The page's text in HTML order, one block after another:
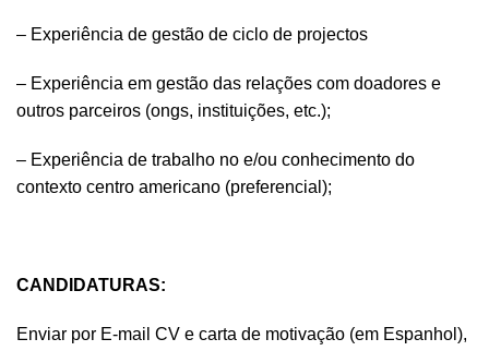
– Experiência de gestão de ciclo de projectos
– Experiência em gestão das relações com doadores e
outros parceiros (ongs, instituições, etc.);
– Experiência de trabalho no e/ou conhecimento do
contexto centro americano (preferencial);
CANDIDATURAS:
Enviar por E-mail CV e carta de motivação (em Espanhol),